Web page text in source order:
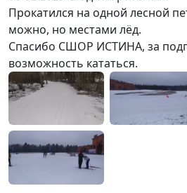
Прокатился на одной лесной
можно, но местами лёд.
Спасибо СШОР ИСТИНА, за
возможность кататься.